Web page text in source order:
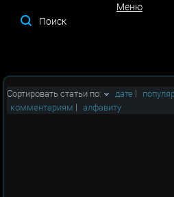
Меню
Сортировать статьи по: дате |
комментариям | алфавиту